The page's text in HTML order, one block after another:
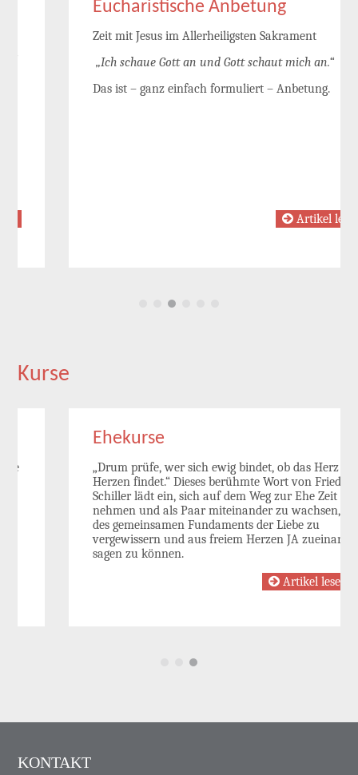
Eucharistische Anbetung
Zeit mit Jesus im Allerheiligsten Sakrament
„Ich schaue Gott an und Gott schaut mich an.“
Das ist – ganz einfach formuliert – Anbetung.
Artikel lesen
Kurse
Ehekurse
„Drum prüfe, wer sich ewig bindet, ob das Herz zum
Herzen findet.“ Dieses berühmte Wort von Friedrich
Schiller lädt ein, sich auf dem Weg zur Ehe Zeit zu
nehmen und als Paar miteinander zu wachsen, sich
des gemeinsamen Fundaments der Liebe zu
vergewissern und aus freiem Herzen JA zueinander
sagen zu können.
Artikel lesen
KONTAKT